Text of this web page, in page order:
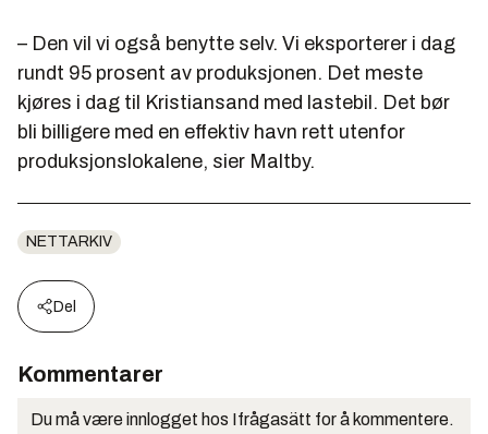
– Den vil vi også benytte selv. Vi eksporterer i dag
rundt 95 prosent av produksjonen. Det meste
kjøres i dag til Kristiansand med lastebil. Det bør
bli billigere med en effektiv havn rett utenfor
produksjonslokalene, sier Maltby.
NETTARKIV
Del
Kommentarer
Du må være innlogget hos Ifrågasätt for å kommentere.